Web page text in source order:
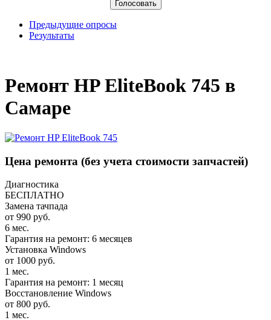
Предыдущие опросы
Результаты
Ремонт HP EliteBook 745 в
Самаре
Цена ремонта (без учета стоимости запчастей)
Диагностика
БЕСПЛАТНО
Замена тачпада
от 990 руб.
6 мес.
Гарантия на ремонт: 6 месяцев
Установка Windows
от 1000 руб.
1 мес.
Гарантия на ремонт: 1 месяц
Восстановление Windows
от 800 руб.
1 мес.